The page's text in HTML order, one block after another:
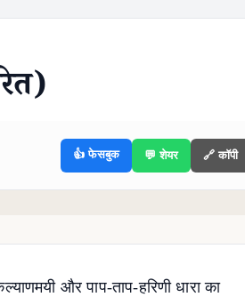
👍 फेसबुक 💬 शेयर 🔗 कॉपी
और पाप-ताप-हरिणी धारा का